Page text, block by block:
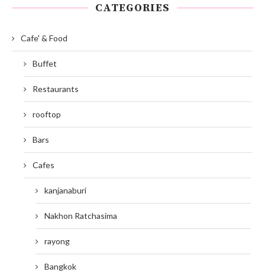
CATEGORIES
Cafe' & Food
Buffet
Restaurants
rooftop
Bars
Cafes
kanjanaburi
Nakhon Ratchasima
rayong
Bangkok